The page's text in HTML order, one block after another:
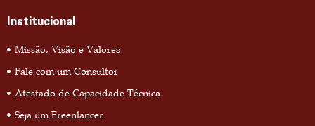
Institucional
Missão, Visão e Valores
Fale com um Consultor
Atestado de Capacidade Técnica
Seja um Freenlancer